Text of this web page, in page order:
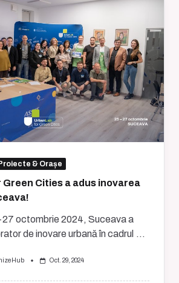
& Orașe
Green Cities a adus inovarea
27 octombrie 2024, Suceava a
de inovare urbană în cadrul ...
Oct. 29, 2024